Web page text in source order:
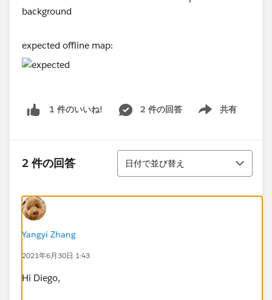
expected offline map:
1 件のいいね! 2 件の回答 共有
Show menu
2 件の回答
並び替え
日付で並び替え
Yangyi Zhang
2021年6月30日 1:43
Hi Diego,